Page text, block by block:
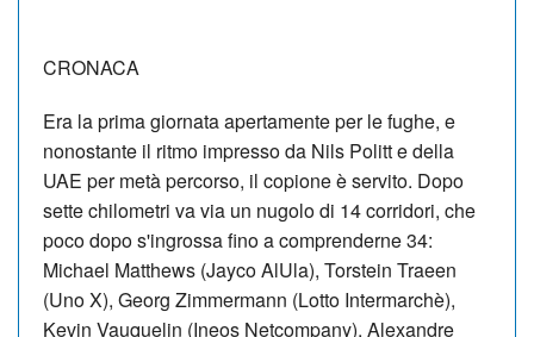
CRONACA
Era la prima giornata apertamente per le fughe, e
nonostante il ritmo impresso da Nils Politt e della
UAE per metà percorso, il copione è servito. Dopo
sette chilometri va via un nugolo di 14 corridori, che
poco dopo s'ingrossa fino a comprenderne 34:
Michael Matthews (Jayco AlUla), Torstein Traeen
(Uno X), Georg Zimmermann (Lotto Intermarchè),
Kevin Vauquelin (Ineos Netcompany), Alexandre